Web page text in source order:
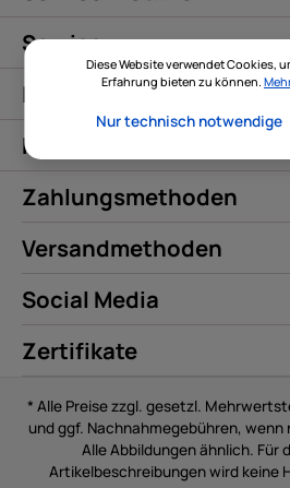
Service
Informationen
Kontakt
Zahlungsmethoden
Versandmethoden
Social Media
Zertifikate
* Alle Preise zzgl. gesetzl.
und ggf. Nachnahmegebühren,
Alle Abbildungen ähnlich. Für
Artikelbeschreibungen wird keine
Diese Website verwendet Cookies,
Erfahrung bieten zu können.
Nur technisch notwendige